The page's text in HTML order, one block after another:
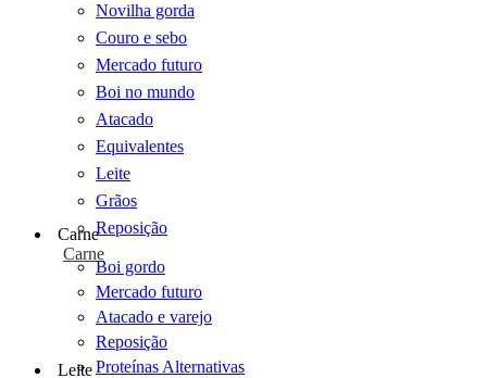
Novilha gorda
Couro e sebo
Mercado futuro
Boi no mundo
Atacado
Equivalentes
Leite
Grãos
Reposição
Carne
Carne
Boi gordo
Mercado futuro
Atacado e varejo
Reposição
Proteínas Alternativas
Leite